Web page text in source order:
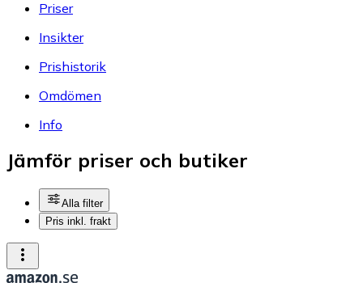
Priser
Insikter
Prishistorik
Omdömen
Info
Jämför priser och butiker
Alla filter
Pris inkl. frakt